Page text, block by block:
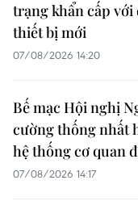
trạng khẩn cấp
thiết bị mới
07/08/2026 14:20
Bế mạc Hội nghị
cường thống nhất
hệ thống cơ quan
07/08/2026 14:17